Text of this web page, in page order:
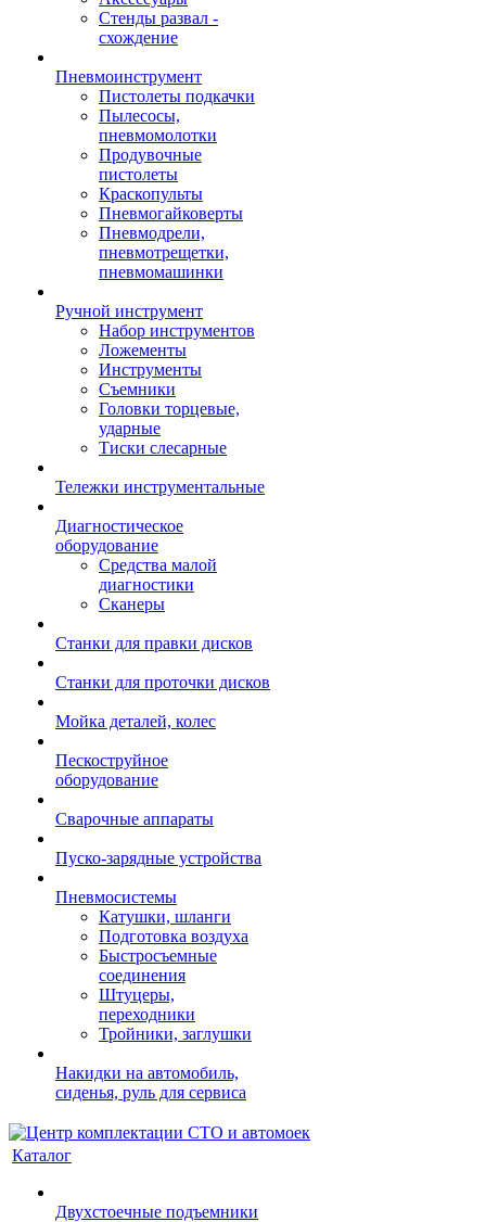
Стенды развал -
схождение
Пневмоинструмент
Пистолеты подкачки
Пылесосы,
пневмомолотки
Продувочные
пистолеты
Краскопульты
Пневмогайковерты
Пневмодрели,
пневмотрещетки,
пневмомашинки
Ручной инструмент
Набор инструментов
Ложементы
Инструменты
Съемники
Головки торцевые,
ударные
Тиски слесарные
Тележки инструментальные
Диагностическое
оборудование
Средства малой
диагностики
Сканеры
Станки для правки дисков
Станки для проточки дисков
Мойка деталей, колес
Пескоструйное
оборудование
Сварочные аппараты
Пуско-зарядные устройства
Пневмосистемы
Катушки, шланги
Подготовка воздуха
Быстросъемные
соединения
Штуцеры,
переходники
Тройники, заглушки
Накидки на автомобиль,
сиденья, руль для сервиса
Каталог
Двухстоечные подъемники